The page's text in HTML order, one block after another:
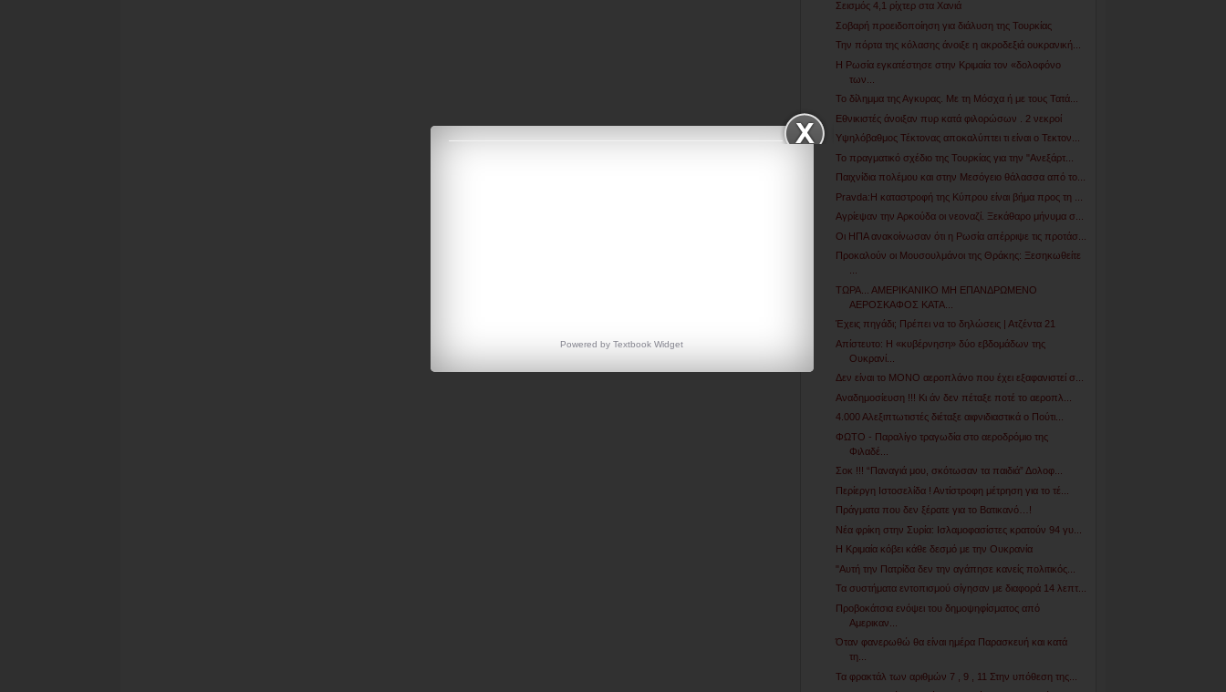
Σεισμός 4,1 ρίχτερ στα Χανιά
Σοβαρή προειδοποίηση για διάλυση της Τουρκίας
Την πόρτα της κόλασης άνοιξε η ακροδεξιά ουκρανική...
Η Ρωσία εγκατέστησε στην Κριμαία τον «δολοφόνο
των...
Το δίλημμα της Αγκυρας. Με τη Μόσχα ή με τους Τατά...
Εθνικιστές άνοιξαν πυρ κατά φιλορώσων . 2 νεκροί
Υψηλόβαθμος Τέκτονας αποκαλύπτει τι είναι ο Τεκτον...
Το πραγματικό σχέδιο της Τουρκίας για την "Ανεξάρτ...
Παιχνίδια πολέμου και στην Μεσόγειο θάλασσα από το...
Pravda:Η καταστροφή της Κύπρου είναι βήμα προς τη ...
Αγρίεψαν την Αρκούδα οι νεοναζί. Ξεκάθαρο μήνυμα σ...
Οι ΗΠΑ ανακοίνωσαν ότι η Ρωσία απέρριψε τις προτάσ...
Προκαλούν οι Μουσουλμάνοι της Θράκης: Ξεσηκωθείτε
...
ΤΩΡΑ... ΑΜΕΡΙΚΑΝΙΚΟ ΜΗ ΕΠΑΝΔΡΩΜΕΝΟ
ΑΕΡΟΣΚΑΦΟΣ ΚΑΤΑ...
Έχεις πηγάδι; Πρέπει να το δηλώσεις | Ατζέντα 21
Απίστευτο: Η «κυβέρνηση» δύο εβδομάδων της
Ουκρανί...
Δεν είναι το ΜΟΝΟ αεροπλάνο που έχει εξαφανιστεί σ...
Αναδημοσίευση !!! Κι άν δεν πέταξε ποτέ το αεροπλ...
4.000 Αλεξιπτωτιστές διέταξε αιφνιδιαστικά ο Πούτι...
ΦΩΤΟ - Παραλίγο τραγωδία στο αεροδρόμιο της
Φιλαδέ...
Σοκ !!! “Παναγιά μου, σκότωσαν τα παιδιά” Δολοφ...
Περίεργη Ιστοσελίδα ! Αντίστροφη μέτρηση για το τέ...
Πράγματα που δεν ξέρατε για το Βατικανό…!
Νέα φρίκη στην Συρία: Ισλαμοφασίστες κρατούν 94 γυ...
Η Κριμαία κόβει κάθε δεσμό με την Ουκρανία
"Αυτή την Πατρίδα δεν την αγάπησε κανείς πολιτικός...
Τα συστήματα εντοπισμού σίγησαν με διαφορά 14 λεπτ...
Προβοκάτσια ενόψει του δημοψηφίσματος από
Αμερικαν...
Όταν φανερωθώ θα είναι ημέρα Παρασκευή και κατά
τη...
Τα φρακτάλ των αριθμών 7 , 9 , 11 Στην υπόθεση της...
Powered byTextbook Widget